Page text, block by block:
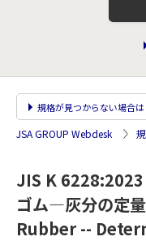
JSA GROUP Webdesk
規格が見つからない場合は
JIS K 6228:2023
ゴム―灰分の定量
Rubber --